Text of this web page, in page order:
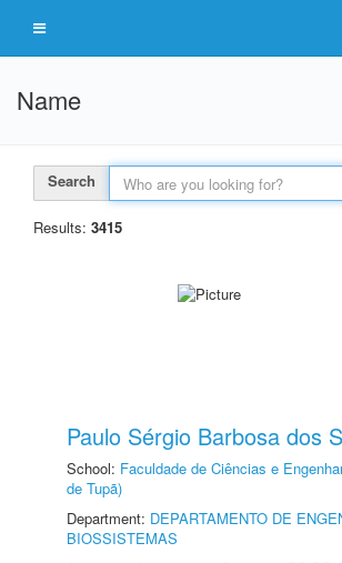
Name
Search
Results: 3415
Paulo Sérgio Barbosa dos
School: Faculdade de Ciências e
de Tupã)
Department: DEPARTAMENTO DE
BIOSSISTEMAS